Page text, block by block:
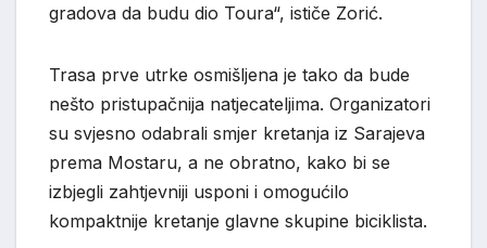
gradova da budu dio Toura“, ističe Zorić.
Trasa prve utrke osmišljena je tako da bude
nešto pristupačnija natjecateljima. Organizatori
su svjesno odabrali smjer kretanja iz Sarajeva
prema Mostaru, a ne obratno, kako bi se
izbjegli zahtjevniji usponi i omogućilo
kompaktnije kretanje glavne skupine biciklista.